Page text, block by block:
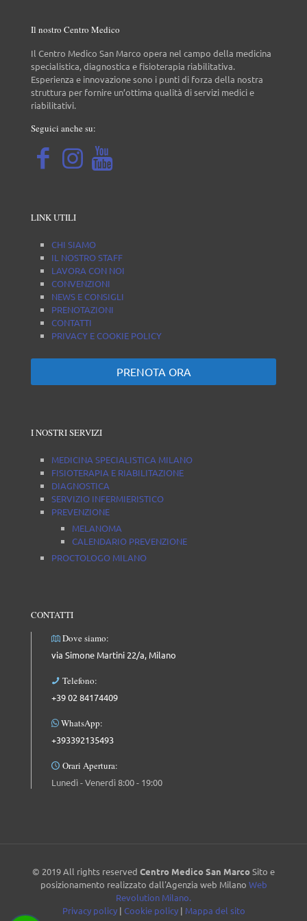
Il nostro Centro Medico
Il Centro Medico San Marco opera nel campo della medicina
specialistica, diagnostica e fisioterapia riabilitativa.
Esperienza e innovazione sono i punti di forza della nostra
struttura per fornire un’ottima qualità di servizi medici e
riabilitativi.
Seguici anche su:
LINK UTILI
CHI SIAMO
IL NOSTRO STAFF
LAVORA CON NOI
CONVENZIONI
NEWS E CONSIGLI
PRENOTAZIONI
CONTATTI
PRIVACY E COOKIE POLICY
PRENOTA ORA
I NOSTRI SERVIZI
MEDICINA SPECIALISTICA MILANO
FISIOTERAPIA E RIABILITAZIONE
DIAGNOSTICA
SERVIZIO INFERMIERISTICO
PREVENZIONE
MELANOMA
CALENDARIO PREVENZIONE
PROCTOLOGO MILANO
CONTATTI
Dove siamo:
via Simone Martini 22/a, Milano
Telefono:
+39 02 84174409
WhatsApp:
+393392135493
Orari Apertura:
Lunedì - Venerdì 8:00 - 19:00
© 2019 All rights reserved Centro Medico San MarcoSito e
posizionamento realizzato dall'Agenzia web Milano Web
Revolution Milano.
Privacy policy| Cookie policy| Mappa del sito